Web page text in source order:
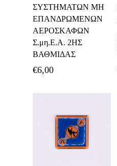
ΣΥΣΤΗΜΑΤΩΝ ΜΗ
ΕΠΑΝΔΡΩΜΕΝΩΝ
ΑΕΡΟΣΚΑΦΩΝ
Σ.μη.Ε.Α. 2ΗΣ
ΒΑΘΜΙΔΑΣ
€6,00